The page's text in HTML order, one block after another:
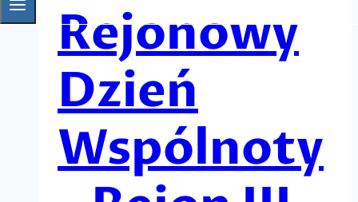
Rejonowy
Dzień
Wspólnoty